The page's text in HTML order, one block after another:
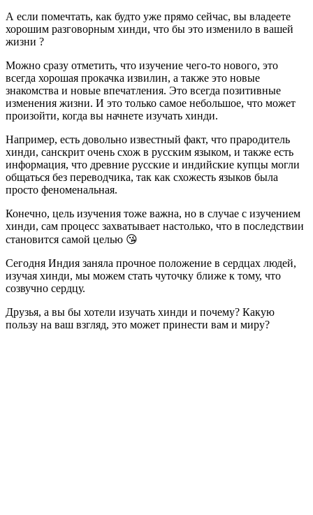
А если помечтать, как будто уже прямо сейчас, вы владеете
хорошим разговорным хинди, что бы это изменило в вашей
жизни ?
Можно сразу отметить, что изучение чего-то нового, это
всегда хорошая прокачка извилин, а также это новые
знакомства и новые впечатления. Это всегда позитивные
изменения жизни. И это только самое небольшое, что может
произойти, когда вы начнете изучать хинди.
Например, есть довольно известный факт, что прародитель
хинди, санскрит очень схож в русским языком, и также есть
информация, что древние русские и индийские купцы могли
общаться без переводчика, так как схожесть языков была
просто феноменальная.
Конечно, цель изучения тоже важна, но в случае с изучением
хинди, сам процесс захватывает настолько, что в последствии
становится самой целью 😘
Сегодня Индия заняла прочное положение в сердцах людей,
изучая хинди, мы можем стать чуточку ближе к тому, что
созвучно сердцу.
Друзья, а вы бы хотели изучать хинди и почему? Какую
пользу на ваш взгляд, это может принести вам и миру?